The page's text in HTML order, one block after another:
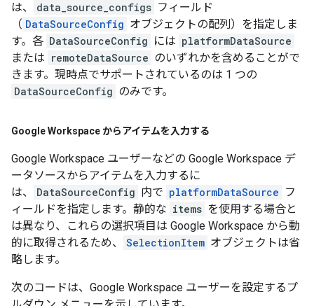
は、
data_source_configs フィールド
（ DataSourceConfig オブジェクトの配列）を指定しま
す。各 DataSourceConfig には platformDataSource
または remoteDataSource のいずれかを含めることがで
きます。現時点でサポートされているのは 1 つの
DataSourceConfig のみです。
Google Workspace からアイテムを入力する
Google Workspace ユーザーなどの Google Workspace デ
ータソースからアイテムを入力するに
は、
DataSourceConfig 内で platformDataSource フ
ィールドを指定します。静的な items を使用する場合と
は異なり、これらの選択項目は Google Workspace から動
的に取得されるため、
SelectionItem オブジェクトは省
略します。
次のコードは、Google Workspace ユーザーを設定するプ